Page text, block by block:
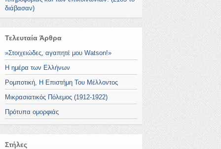
διάβασαν)
Τελευταία Άρθρα
»Στοιχειώδες, αγαπητέ μου Watson!»
Η ημέρα των Ελλήνων
Ρομποτική, Η Επιστήμη Του Μέλλοντος
Μικρασιατικός Πόλεμος (1912-1922)
Πρότυπα ομορφιάς
Στήλες